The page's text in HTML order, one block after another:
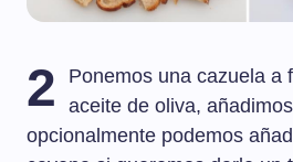
2
Ponemos una cazuela a
aceite de oliva,
opcionalmente podemos